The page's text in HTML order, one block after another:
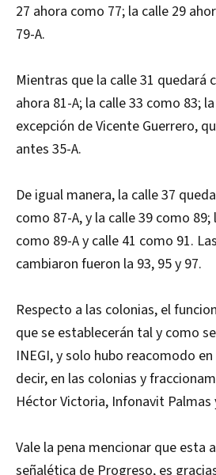
27 ahora como 77; la calle 29
79-A.
Mientras que la calle 31 quedará
ahora 81-A; la calle 33 como 83;
excepción de Vicente Guerrero,
antes 35-A.
De igual manera, la calle 37
como 87-A, y la calle 39 como 89;
como 89-A y calle 41 como 91.
cambiaron fueron la 93, 95 y 97.
Respecto a las colonias, el
que se establecerán tal y como
INEGI, y solo hubo reacomodo
decir, en las colonias y
Héctor Victoria, Infonavit Palmas
Vale la pena mencionar que esta
señalética de Progreso, es